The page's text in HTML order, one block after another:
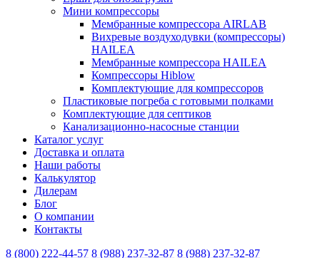
Мини компрессоры
Мембранные компрессора AIRLAB
Вихревые воздуходувки (компрессоры)
HAILEA
Мембранные компрессора HAILEA
Компрессоры Hiblow
Комплектующие для компрессоров
Пластиковые погреба с готовыми полками
Комплектующие для септиков
Канализационно-насосные станции
Каталог услуг
Доставка и оплата
Наши работы
Калькулятор
Дилерам
Блог
О компании
Контакты
8 (800) 222-44-57 8 (988) 237-32-87 8 (988) 237-32-87